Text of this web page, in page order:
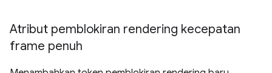
Atribut pemblokiran rendering kecepatan
frame penuh